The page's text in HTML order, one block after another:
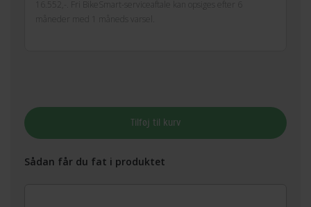
16.552,-. Fri BikeSmart-serviceaftale kan opsiges efter 6
måneder med 1 måneds varsel.
Tilføj til kurv
Sådan får du fat i produktet